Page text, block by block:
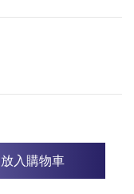
放入購物車